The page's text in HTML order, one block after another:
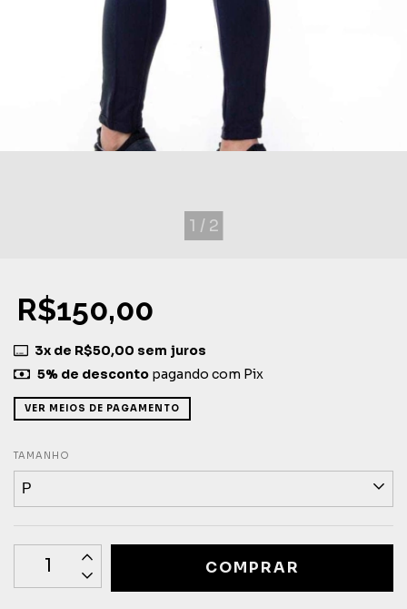
1 / 2
R$150,00
3x de R$50,00 sem juros
5% de descontopagando com Pix
VER MEIOS DE PAGAMENTO
TAMANHO